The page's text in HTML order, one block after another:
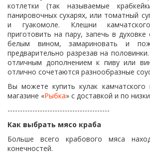
котлетки (так называемые
панировочных сухарях, или томатный
и гуакомоле. Клешни
приготовить на пару, запечь в
белым вином, замариновать и
предварительно разрезав на
отличным дополнением к пиву или
отлично сочетаются разнообразные
Вы можете купить кулак камчатского
магазине «Рыбка» с доставкой и по
-----------------------------------------
Как выбрать мясо краба
Больше всего крабового мяса
конечностей.